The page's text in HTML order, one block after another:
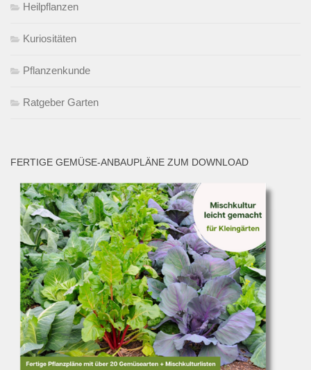
Heilpflanzen
Kuriositäten
Pflanzenkunde
Ratgeber Garten
FERTIGE GEMÜSE-ANBAUPLÄNE ZUM DOWNLOAD